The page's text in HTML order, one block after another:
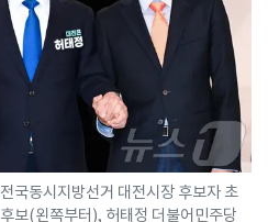
국동시지방선거 대전시장 후보자 초
보(왼쪽부터), 허태정 더불어민주당